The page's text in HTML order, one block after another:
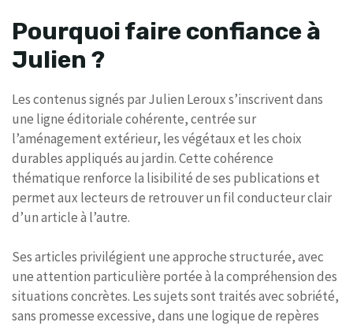
Pourquoi faire confiance à
Julien ?
Les contenus signés par Julien Leroux s’inscrivent dans
une ligne éditoriale cohérente, centrée sur
l’aménagement extérieur, les végétaux et les choix
durables appliqués au jardin. Cette cohérence
thématique renforce la lisibilité de ses publications et
permet aux lecteurs de retrouver un fil conducteur clair
d’un article à l’autre.
Ses articles privilégient une approche structurée, avec
une attention particulière portée à la compréhension des
situations concrètes. Les sujets sont traités avec sobriété,
sans promesse excessive, dans une logique de repères